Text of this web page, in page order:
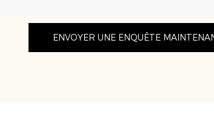
ENVOYER UNE ENQUÊTE